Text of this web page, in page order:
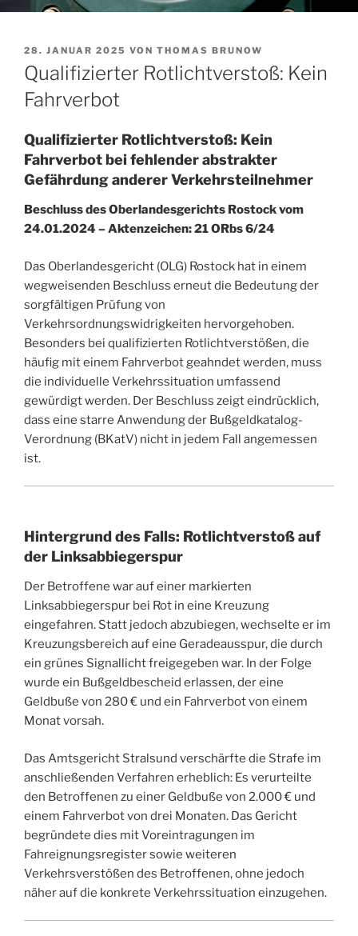
VERÖFFENTLICHT
AM
28. JANUAR 2025 VON THOMAS BRUNOW
Qualifizierter Rotlichtverstoß: Kein
Fahrverbot
Qualifizierter Rotlichtverstoß: Kein
Fahrverbot bei fehlender abstrakter
Gefährdung anderer Verkehrsteilnehmer
Beschluss des Oberlandesgerichts Rostock vom
24.01.2024 – Aktenzeichen: 21 ORbs 6/24
Das Oberlandesgericht (OLG) Rostock hat in einem
wegweisenden Beschluss erneut die Bedeutung der
sorgfältigen Prüfung von
Verkehrsordnungswidrigkeiten hervorgehoben.
Besonders bei qualifizierten Rotlichtverstößen, die
häufig mit einem Fahrverbot geahndet werden, muss
die individuelle Verkehrssituation umfassend
gewürdigt werden. Der Beschluss zeigt eindrücklich,
dass eine starre Anwendung der Bußgeldkatalog-
Verordnung (BKatV) nicht in jedem Fall angemessen
ist.
Hintergrund des Falls: Rotlichtverstoß auf
der Linksabbiegerspur
Der Betroffene war auf einer markierten
Linksabbiegerspur bei Rot in eine Kreuzung
eingefahren. Statt jedoch abzubiegen, wechselte er im
Kreuzungsbereich auf eine Geradeausspur, die durch
ein grünes Signallicht freigegeben war. In der Folge
wurde ein Bußgeldbescheid erlassen, der eine
Geldbuße von 280 € und ein Fahrverbot von einem
Monat vorsah.
Das Amtsgericht Stralsund verschärfte die Strafe im
anschließenden Verfahren erheblich: Es verurteilte
den Betroffenen zu einer Geldbuße von 2.000 € und
einem Fahrverbot von drei Monaten. Das Gericht
begründete dies mit Voreintragungen im
Fahreignungsregister sowie weiteren
Verkehrsverstößen des Betroffenen, ohne jedoch
näher auf die konkrete Verkehrssituation einzugehen.